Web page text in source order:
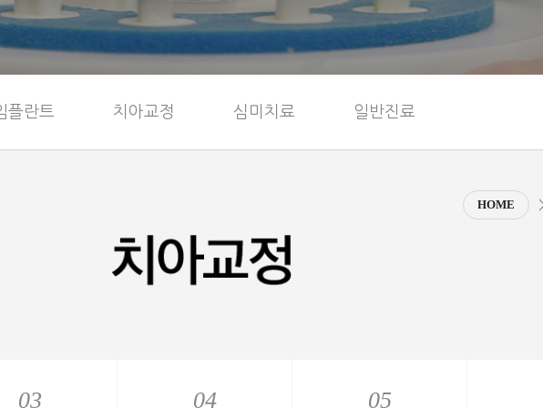
플란트 치아교정 심미치료 일반진료
HOME
03
03 04
04 05
05